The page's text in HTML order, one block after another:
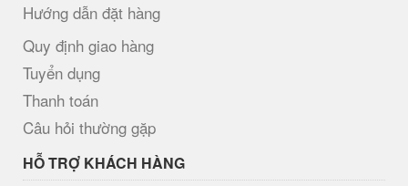
Hướng dẫn đặt hàng
Quy định giao hàng
Tuyển dụng
Thanh toán
Câu hỏi thường gặp
HỖ TRỢ KHÁCH HÀNG